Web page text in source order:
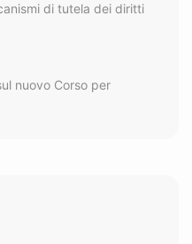
di tutela dei diritti
nuovo Corso per